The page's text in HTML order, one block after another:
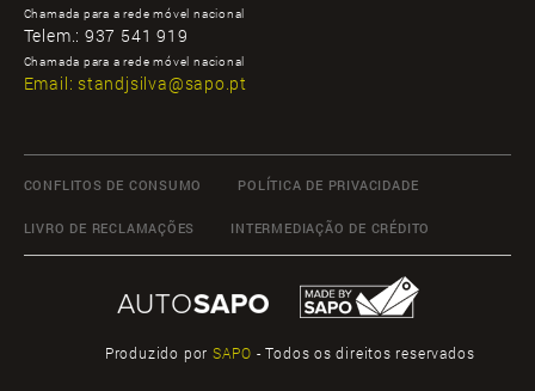
Chamada para a rede móvel nacional
Telem.: 937 541 919
Chamada para a rede móvel nacional
Email: standjsilva@sapo.pt
CONFLITOS DE CONSUMO POLÍTICA DE PRIVACIDADE
LIVRO DE RECLAMAÇÕES INTERMEDIAÇÃO DE CRÉDITO
Produzido por SAPO - Todos os direitos reservados